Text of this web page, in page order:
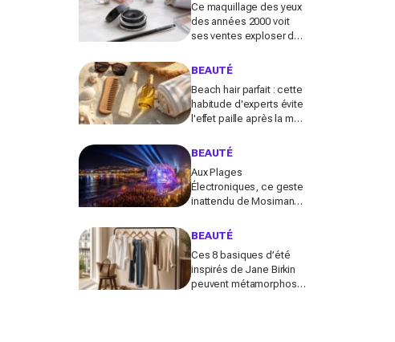
Ce maquillage des yeux
des années 2000 voit
ses ventes exploser de
pourquoi tout le monde
BEAUTÉ
Beach hair parfait : cette
habitude d'experts évite
l'effet paille après la mer
font l'inverse)
BEAUTÉ
Aux Plages
Électroniques, ce geste
inattendu de Mosimann
Pokora-Christina Milian
BEAUTÉ
Ces 8 basiques d’été
inspirés de Jane Birkin
peuvent métamorphoser